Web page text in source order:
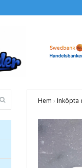
Hem › Inköpta